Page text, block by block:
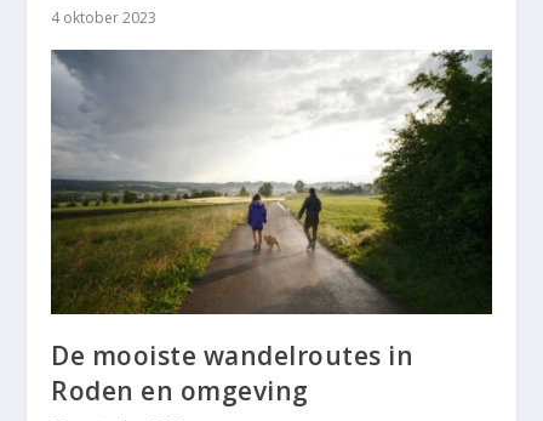
4 oktober 2023
De mooiste wandelroutes in
Roden en omgeving